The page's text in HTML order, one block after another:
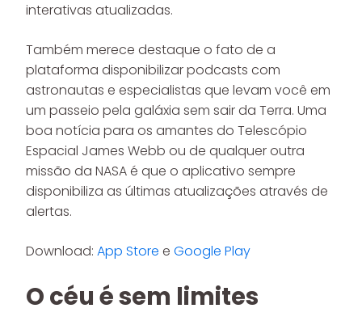
interativas atualizadas.
Também merece destaque o fato de a
plataforma disponibilizar podcasts com
astronautas e especialistas que levam você em
um passeio pela galáxia sem sair da Terra. Uma
boa notícia para os amantes do Telescópio
Espacial James Webb ou de qualquer outra
missão da NASA é que o aplicativo sempre
disponibiliza as últimas atualizações através de
alertas.
Download: App Store e Google Play
O céu é sem limites